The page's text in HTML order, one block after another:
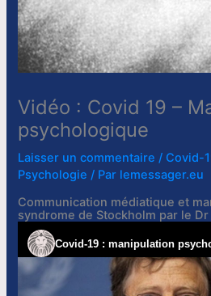
Vidéo : Covid 19 –
psychologique
Laisser un commentaire / Covid-
Psychologie / Par lemessager.eu
Communication médiatique et
syndrome de Stockholm par le